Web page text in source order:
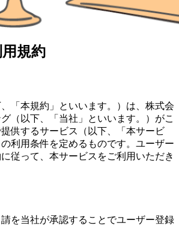
規約
「本規約」といいます。）は、株式会
（以下、「当社」といいます。）がこ
供するサービス（以下、「本サービ
利用条件を定めるものです。ユーザー
従って、本サービスをご利用いただき
を当社が承認することでユーザー登録